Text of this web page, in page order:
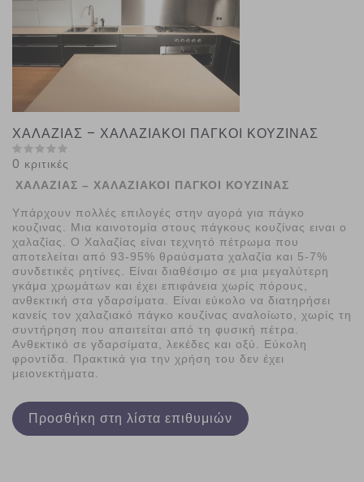
ΧΑΛΑΖΙΑΣ – ΧΑΛΑΖΙΑΚΟΙ ΠΑΓΚΟΙ ΚΟΥΖΙΝΑΣ
0 κριτικές
ΧΑΛΑΖΙΑΣ – ΧΑΛΑΖΙΑΚΟΙ ΠΑΓΚΟΙ ΚΟΥΖΙΝΑΣ
Υπάρχουν πολλές επιλογές στην αγορά για πάγκο
κουζινας. Μια καινοτομία στους πάγκους κουζίνας ειναι ο
χαλαζίας. Ο Χαλαζίας είναι τεχνητό πέτρωμα που
αποτελείται από 93-95% θραύσματα χαλαζία και 5-7%
συνδετικές ρητίνες. Είναι διαθέσιμο σε μια μεγαλύτερη
γκάμα χρωμάτων και έχει επιφάνεια χωρίς πόρους,
ανθεκτική στα γδαρσίματα. Είναι εύκολο να διατηρήσει
κανείς τον χαλαζιακό πάγκο κουζίνας αναλοίωτο, χωρίς τη
συντήρηση που απαιτείται από τη φυσική πέτρα.
Ανθεκτικό σε γδαρσίματα, λεκέδες και οξύ. Εύκολη
φροντίδα. Πρακτικά για την χρήση του δεν έχει
μειονεκτήματα.
Προσθήκη στη λίστα επιθυμιών